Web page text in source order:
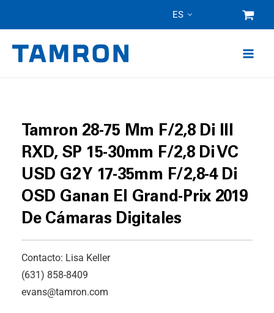
contenido
ES
Tamron 28-75 Mm F/2,8 Di III
RXD, SP 15-30mm F/2,8 Di VC
USD G2 Y 17-35mm F/2,8-4 Di
OSD Ganan El Grand-Prix 2019
De Cámaras Digitales
Contacto: Lisa Keller
(631) 858-8409
evans@tamron.com